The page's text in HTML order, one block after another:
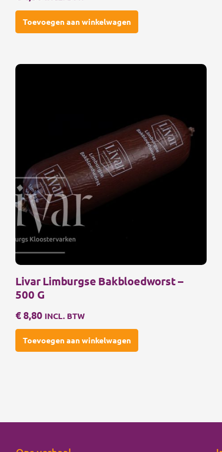
Toevoegen aan winkelwagen
Livar Limburgse Bakbloedworst –
500 G
€8,80 INCL. BTW
Toevoegen aan winkelwagen